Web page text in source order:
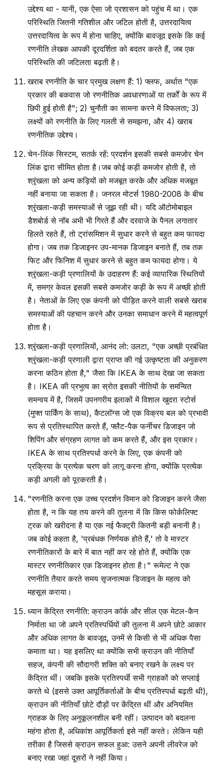
उद्देश्य था - यानी, एक ऐसा जो प्रशासन को पहुंच में था। एक
परिस्थिति जितनी गतिशील और जटिल होती है, उत्तरदायित्व
उत्तरदायित्व के रूप में होना चाहिए, क्योंकि बावजूद इसके कि कई
रणनीति लेखक आपकी दूरदर्शिता को बदतर करते हैं, जब एक
परिस्थिति की जटिलता बढ़ती है।
खराब रणनीति के चार प्रमुख लक्षण हैं: 1) फ्लफ, अर्थात "एक
प्रकार की बकवास जो रणनीतिक अवधारणाओं या तर्कों के रूप में
छिपी हुई होती है"; 2) चुनौती का सामना करने में विफलता; 3)
लक्ष्यों को रणनीति के लिए गलती से समझना, और 4) खराब
रणनीतिक उद्देश्य।
चेन-लिंक सिस्टम, सतर्क रहें: प्रदर्शन इसकी सबसे कमजोर चेन
लिंक द्वारा सीमित होता है।जब कोई कड़ी कमजोर होती है, तो
श्रृंखला को अन्य कड़ियों को मजबूत करके और अधिक मजबूत
नहीं बनाया जा सकता है। जनरल मोटर्स 1980-2008 के बीच
श्रृंखला-कड़ी समस्याओं से जूझ रही थी। यदि ऑटोमोबाइल
डैशबोर्ड से नॉब अभी भी गिरते हैं और दरवाजे के पैनल लगातार
हिलते रहते हैं, तो ट्रांसमिशन में सुधार करने से बहुत कम फायदा
होगा। जब तक डिजाइनर उप-मानक डिजाइन बनाते हैं, तब तक
फिट और फिनिश में सुधार करने से बहुत कम फायदा होगा। ये
श्रृंखला-कड़ी प्रणालियों के उदाहरण हैं: कई व्यापारिक स्थितियों
में, समग्र केवल इसकी सबसे कमजोर कड़ी के रूप में अच्छी होती
है। नेताओं के लिए एक कंपनी को पीड़ित करने वाली सबसे खराब
समस्याओं की पहचान करने और उनका समाधान करने में महत्वपूर्ण
होता है।
श्रृंखला-कड़ी प्रणालियों, आनंद लो: उलटा, "एक अच्छी प्रबंधित
श्रृंखला-कड़ी प्रणाली द्वारा प्राप्त की गई उत्कृष्टता की अनुकरण
करना कठिन होता है," जैसा कि IKEA के साथ देखा जा सकता
है। IKEA की प्रभुत्व का स्रोत इसकी नीतियों के समन्वित
समन्वय में है, जिसमें उपनगरीय इलाकों में विशाल खुदरा स्टोर्स
(मुफ्त पार्किंग के साथ), कैटलॉग्स जो एक विक्रय बल को प्रभावी
रूप से प्रतिस्थापित करते हैं, फ्लैट-पैक फर्नीचर डिजाइन जो
शिपिंग और संग्रहण लागत को कम करते हैं, और इस प्रकार।
IKEA के साथ प्रतिस्पर्धा करने के लिए, एक कंपनी को
प्रक्रिया के प्रत्येक चरण को लागू करना होगा, क्योंकि प्रत्येक
कड़ी अगली को पूरकरती है।
"रणनीति करना एक उच्च प्रदर्शन विमान को डिजाइन करने जैसा
होता है, न कि यह तय करने की तुलना में कि किस फोर्कलिफ्ट
ट्रक को खरीदना है या एक नई फैक्ट्री कितनी बड़ी बनानी है।
जब कोई कहता है, 'प्रबंधक निर्णयक होते हैं,' तो वे मास्टर
रणनीतिकारों के बारे में बात नहीं कर रहे होते हैं, क्योंकि एक
मास्टर रणनीतिकार एक डिजाइनर होता है।" रूमेल्ट ने एक
रणनीति तैयार करते समय सृजनात्मक डिजाइन के महत्व को
महसूस कराया।
ध्यान केंद्रित रणनीति: क्राउन कॉर्क और सील एक मेटल-कैन
निर्माता था जो अपने प्रतिस्पर्धियों की तुलना में अपने छोटे आकार
और अधिक लागत के बावजूद, उनमें से किसी से भी अधिक पैसा
कमाता था। यह इसलिए था क्योंकि सभी क्राउन की नीतियाँ
सहज, कंपनी की सौदागरी शक्ति को बनाए रखने के लक्ष्य पर
केंद्रित थीं। जबकि इसके प्रतिस्पर्धी सभी ग्राहकों को सप्लाई
करते थे (इससे उक्त आपूर्तिकर्ताओं के बीच प्रतिस्पर्धा बढ़ती थी),
क्राउन की नीतियाँ छोटे दौड़ों पर केंद्रित थीं और अनियमित
ग्राहक के लिए अनुकूलनशील बनी रहीं। उत्पादन को बदलना
महंगा होता है, अधिकांश आपूर्तिकर्ता इसे नहीं करते। लेकिन यही
तरीका है जिससे क्राउन सफल हुआ: उसने अपनी लीवरेज को
बनाए रखा जहां दूसरों ने नहीं किया।